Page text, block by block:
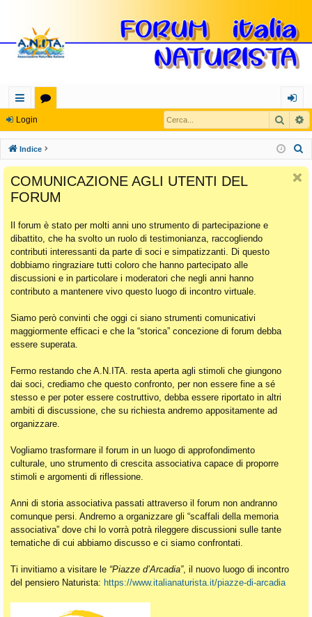
oll
eg
a
m
en
ti
Ra
pi
di
u
m
og
in
Login Cerca
Indice
COMUNICAZIONE AGLI UTENTI DEL
FORUM
Il forum è stato per molti anni uno strumento di partecipazione e
dibattito, che ha svolto un ruolo di testimonianza, raccogliendo
contributi interessanti da parte di soci e simpatizzanti. Di questo
dobbiamo ringraziare tutti coloro che hanno partecipato alle
discussioni e in particolare i moderatori che negli anni hanno
contributo a mantenere vivo questo luogo di incontro virtuale.
Siamo però convinti che oggi ci siano strumenti comunicativi
maggiormente efficaci e che la “storica” concezione di forum debba
essere superata.
Fermo restando che A.N.ITA. resta aperta agli stimoli che giungono
dai soci, crediamo che questo confronto, per non essere fine a sé
stesso e per poter essere costruttivo, debba essere riportato in altri
ambiti di discussione, che su richiesta andremo appositamente ad
organizzare.
Vogliamo trasformare il forum in un luogo di approfondimento
culturale, uno strumento di crescita associativa capace di proporre
stimoli e argomenti di riflessione.
Anni di storia associativa passati attraverso il forum non andranno
comunque persi. Andremo a organizzare gli “scaffali della memoria
associativa” dove chi lo vorrà potrà rileggere discussioni sulle tante
tematiche di cui abbiamo discusso e ci siamo confrontati.
Ti invitiamo a visitare le “Piazze d’Arcadia”, il nuovo luogo di incontro
del pensiero Naturista: https://www.italianaturista.it/piazze-di-arcadia